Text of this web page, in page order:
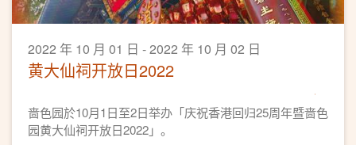
2022 年 10 月 01 日 - 2022 年 10 月 02 日
黄大仙祠开放日2022
啬色园於10月1日至2日举办「庆祝香港回归25周年暨啬色
园黄大仙祠开放日2022」。